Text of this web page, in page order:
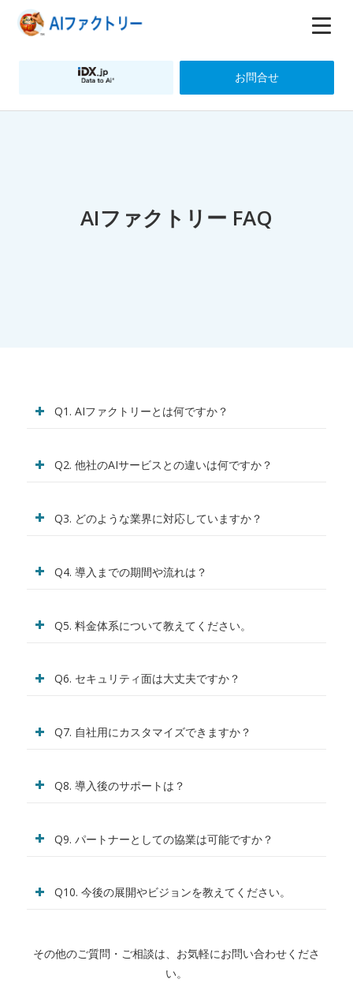
お問合せ
AIファクトリー FAQ
Q1. AIファクトリーとは何ですか？
Q2. 他社のAIサービスとの違いは何ですか？
Q3. どのような業界に対応していますか？
Q4. 導入までの期間や流れは？
Q5. 料金体系について教えてください。
Q6. セキュリティ面は大丈夫ですか？
Q7. 自社用にカスタマイズできますか？
Q8. 導入後のサポートは？
Q9. パートナーとしての協業は可能ですか？
Q10. 今後の展開やビジョンを教えてください。
その他のご質問・ご相談は、お気軽にお問い合わせくださ
い。